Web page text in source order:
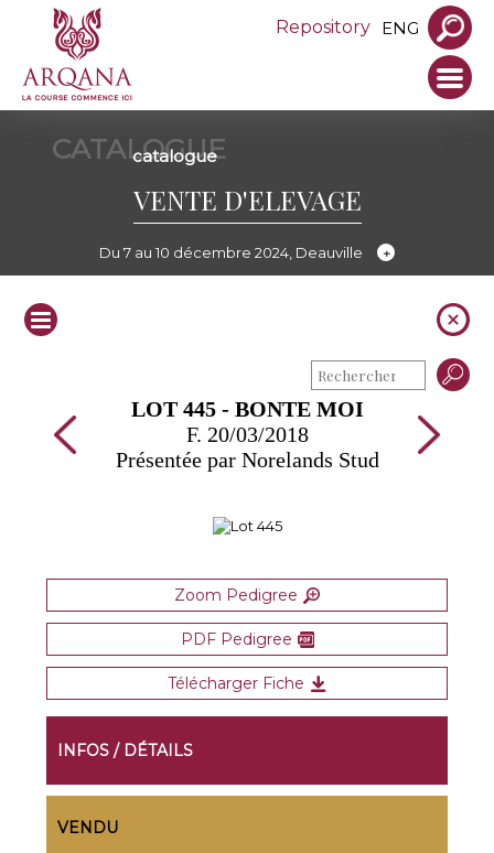
Repository ENG
CATALOGUE
catalogue
VENTE D'ELEVAGE
Du 7 au 10 décembre 2024, Deauville
LOT 445 - BONTE MOI
F. 20/03/2018
Présentée par Norelands Stud
Zoom Pedigree
PDF Pedigree
Télécharger Fiche
INFOS / DÉTAILS
VENDU